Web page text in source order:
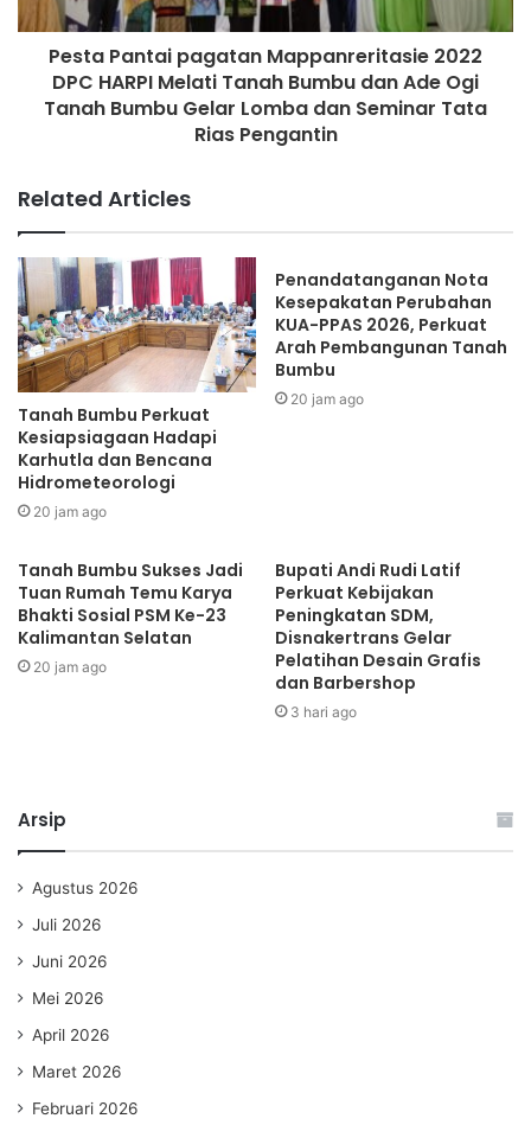
Pesta Pantai pagatan Mappanreritasie 2022
DPC HARPI Melati Tanah Bumbu dan Ade Ogi
Tanah Bumbu Gelar Lomba dan Seminar Tata
Rias Pengantin
Related Articles
Tanah Bumbu Perkuat
Kesiapsiagaan Hadapi
Karhutla dan Bencana
Hidrometeorologi
20 jam ago
Penandatanganan Nota
Kesepakatan Perubahan
KUA-PPAS 2026, Perkuat
Arah Pembangunan Tanah
Bumbu
20 jam ago
Tanah Bumbu Sukses Jadi
Tuan Rumah Temu Karya
Bhakti Sosial PSM Ke-23
Kalimantan Selatan
20 jam ago
Bupati Andi Rudi Latif
Perkuat Kebijakan
Peningkatan SDM,
Disnakertrans Gelar
Pelatihan Desain Grafis
dan Barbershop
3 hari ago
Arsip
Agustus 2026
Juli 2026
Juni 2026
Mei 2026
April 2026
Maret 2026
Februari 2026